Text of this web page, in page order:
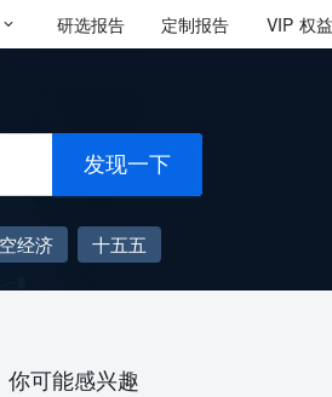
研选报告 定制报告 VIP 权益
发现一下
经济
十五五
你可能感兴趣